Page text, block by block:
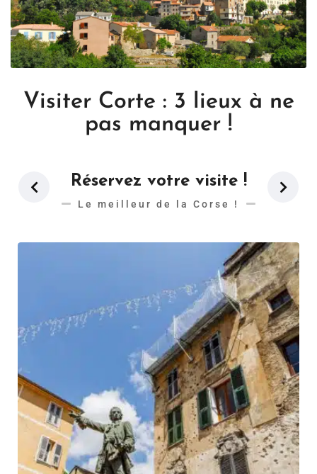
Visiter Corte : 3 lieux à ne
pas manquer !
Réservez votre visite !
Le meilleur de la Corse !